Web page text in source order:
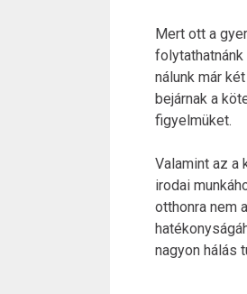
Mert ott a
folytathatnánk
nálunk már
bejárnak a
figyelmüket.
Valamint az a
irodai
otthonra nem
nagyon hálás